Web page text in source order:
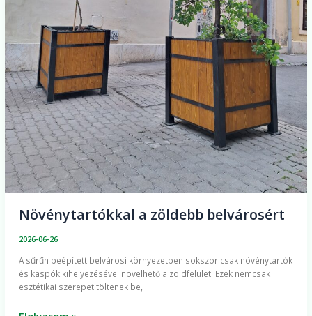
Növénytartókkal a zöldebb belvárosért
2026-06-26
A sűrűn beépített belvárosi környezetben sokszor csak növénytartók
és kaspók kihelyezésével növelhető a zöldfelület. Ezek nemcsak
esztétikai szerepet töltenek be,